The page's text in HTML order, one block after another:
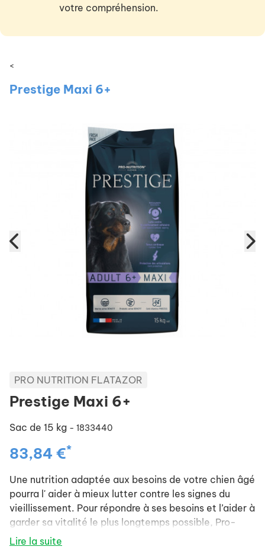
votre compréhension.
<
Prestige Maxi 6+
PRO NUTRITION FLATAZOR
Prestige Maxi 6+
Sac de 15 kg - 1833440
83,84 €*
Une nutrition adaptée aux besoins de votre chien âgé
pourra l' aider à mieux lutter contre les signes du
vieillissement. Pour répondre à ses besoins et l’aider à
garder sa vitalité le plus longtemps possible, Pro-
Nutrition a développé les croquettes pour chien
Lire la suite